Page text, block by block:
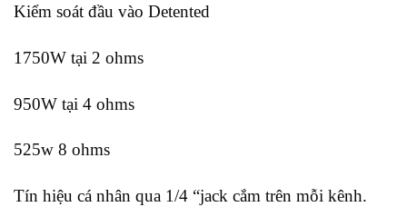
Kiểm soát đầu vào Detented
1750W tại 2 ohms
950W tại 4 ohms
525w 8 ohms
Tín hiệu cá nhân qua 1/4 “jack cắm trên mỗi kênh.